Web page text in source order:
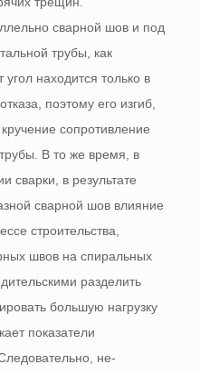
сварной шов и под
трубы, как
находится только в
поэтому его изгиб,
сопротивление
В то же время, в
сварки, в результате
сварной шов влияние
строительства,
швов на спиральных
разделить
большую нагрузку
показатели
не-